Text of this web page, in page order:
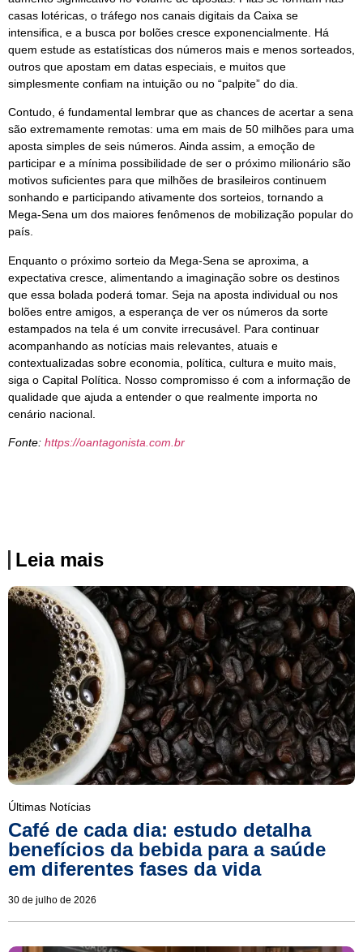
casas lotéricas, o tráfego nos canais digitais da Caixa se
intensifica, e a busca por bolões cresce exponencialmente. Há
quem estude as estatísticas dos números mais e menos sorteados,
outros que apostam em datas especiais, e muitos que
simplesmente confiam na intuição ou no “palpite” do dia.
Contudo, é fundamental lembrar que as chances de acertar a sena
são extremamente remotas: uma em mais de 50 milhões para uma
aposta simples de seis números. Ainda assim, a emoção de
participar e a mínima possibilidade de ser o próximo milionário são
motivos suficientes para que milhões de brasileiros continuem
sonhando e participando ativamente dos sorteios, tornando a
Mega-Sena um dos maiores fenômenos de mobilização popular do
país.
Enquanto o próximo sorteio da Mega-Sena se aproxima, a
expectativa cresce, alimentando a imaginação sobre os destinos
que essa bolada poderá tomar. Seja na aposta individual ou nos
bolões entre amigos, a esperança de ver os números da sorte
estampados na tela é um convite irrecusável. Para continuar
acompanhando as notícias mais relevantes, atuais e
contextualizadas sobre economia, política, cultura e muito mais,
siga o Capital Política. Nosso compromisso é com a informação de
qualidade que ajuda a entender o que realmente importa no
cenário nacional.
Fonte: https://oantagonista.com.br
Leia mais
Últimas Notícias
Café de cada dia: estudo detalha
benefícios da bebida para a saúde
em diferentes fases da vida
30 de julho de 2026